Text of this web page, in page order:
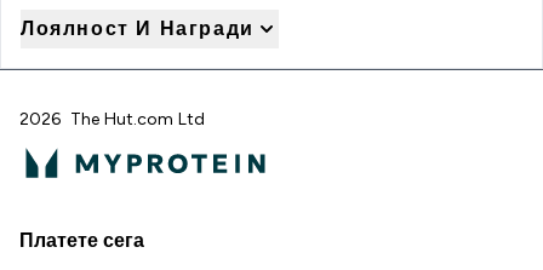
Лоялност И Награди
2026 The Hut.com Ltd
Платете сега